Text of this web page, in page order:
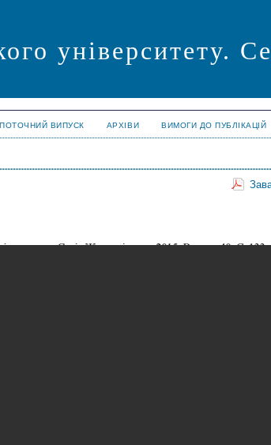
університету.
ПОТОЧНИЙ ВИПУСК АРХІВИ ВИМОГИ ДО ПУБЛІКАЦІЙ